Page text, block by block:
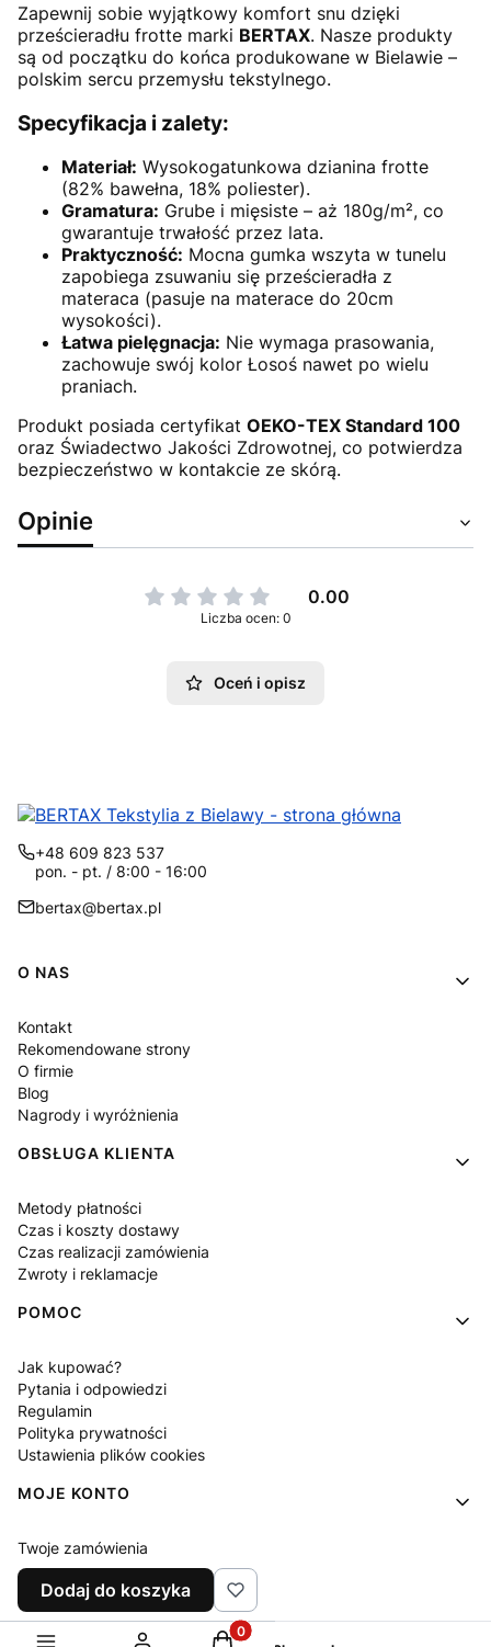
Zapewnij sobie wyjątkowy komfort snu dzięki
prześcieradłu frotte marki BERTAX. Nasze produkty
są od początku do końca produkowane w Bielawie –
polskim sercu przemysłu tekstylnego.
Specyfikacja i zalety:
Materiał: Wysokogatunkowa dzianina frotte
(82% bawełna, 18% poliester).
Gramatura: Grube i mięsiste – aż 180g/m², co
gwarantuje trwałość przez lata.
Praktyczność: Mocna gumka wszyta w tunelu
zapobiega zsuwaniu się prześcieradła z
materaca (pasuje na materace do 20cm
wysokości).
Łatwa pielęgnacja: Nie wymaga prasowania,
zachowuje swój kolor Łosoś nawet po wielu
praniach.
Produkt posiada certyfikat OEKO-TEX Standard 100
oraz Świadectwo Jakości Zdrowotnej, co potwierdza
bezpieczeństwo w kontakcie ze skórą.
Opinie
0.00
Liczba ocen: 0
Oceń i opisz
+48 609 823 537
pon. - pt. / 8:00 - 16:00
bertax@bertax.pl
Linki w stopce
O NAS
Kontakt
Rekomendowane strony
O firmie
Blog
Nagrody i wyróżnienia
OBSŁUGA KLIENTA
Metody płatności
Czas i koszty dostawy
Czas realizacji zamówienia
Zwroty i reklamacje
POMOC
Jak kupować?
Pytania i odpowiedzi
Regulamin
Polityka prywatności
Ustawienia plików cookies
MOJE KONTO
Twoje zamówienia
Ustawienia konta
Ulubione
Dodaj do koszyka
Produkty w koszyku: 0. Zobacz